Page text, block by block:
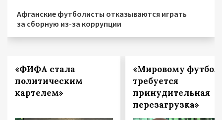
Афганские футболисты отказываются играть
за сборную из-за коррупции
«ФИФА стала
политическим
картелем»
«Мировому
требуется
принудительная
перезагрузка»